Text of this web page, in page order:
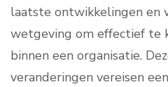
laatste ontwikkelingen en
wetgeving om effectief te
binnen een organisatie.
veranderingen vereisen